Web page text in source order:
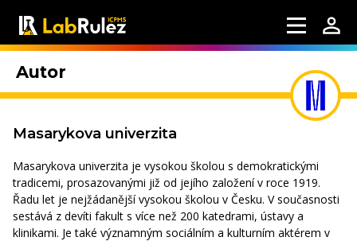
Autor
Masarykova univerzita
Masarykova univerzita je vysokou školou s demokratickými
tradicemi, prosazovanými již od jejího založení v roce 1919.
Řadu let je nejžádanější vysokou školou v Česku. V současnosti
sestává z devíti fakult s více než 200 katedrami, ústavy a
klinikami. Je také významným sociálním a kulturním aktérem v